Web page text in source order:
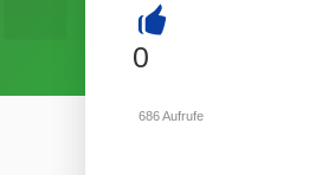
+
0
686Aufrufe